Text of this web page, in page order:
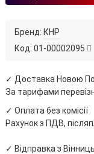
Бренд: КНР
Код: 01-00002095
✓ Доставка Новою
За тарифами
✓ Оплата без комісії
Рахунок з ПДВ,
✓ Відправка з